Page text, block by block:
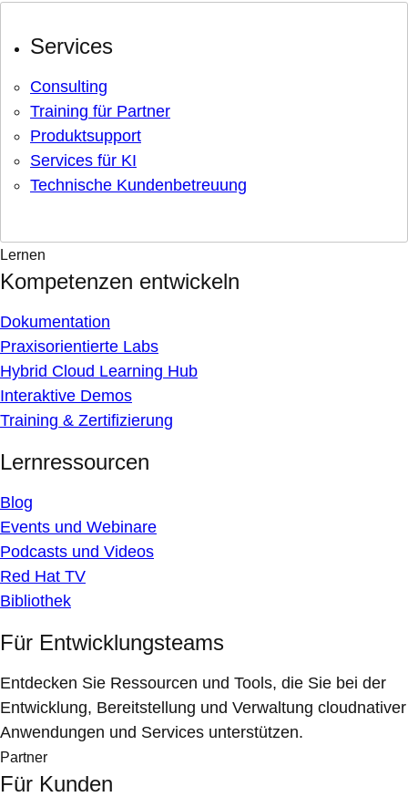
Services
Consulting
Training für Partner
Produktsupport
Services für KI
Technische Kundenbetreuung
Lernen
Kompetenzen entwickeln
Dokumentation
Praxisorientierte Labs
Hybrid Cloud Learning Hub
Interaktive Demos
Training & Zertifizierung
Lernressourcen
Blog
Events und Webinare
Podcasts und Videos
Red Hat TV
Bibliothek
Für Entwicklungsteams
Entdecken Sie Ressourcen und Tools, die Sie bei der
Entwicklung, Bereitstellung und Verwaltung cloudnativer
Anwendungen und Services unterstützen.
Partner
Für Kunden